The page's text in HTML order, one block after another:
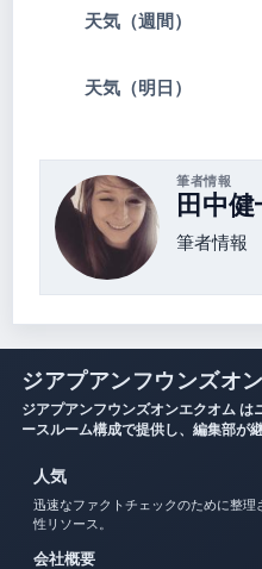
天気（週間）
天気（明日）
筆者情報
田中健
筆者情報
ジアプアンフウンズオ
ジアプアンフウンズオンエクオム は
ースルーム構成で提供し、編集部が
人気
迅速なファクトチェックのために整
性リソース。
会社概要